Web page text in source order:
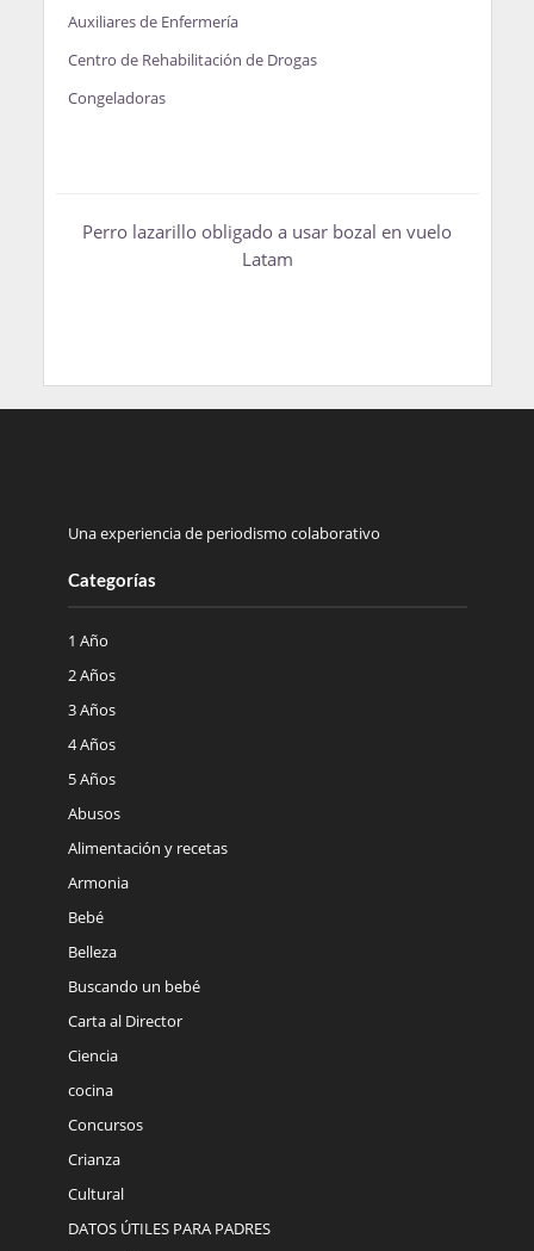
Auxiliares de Enfermería
Centro de Rehabilitación de Drogas
Congeladoras
Perro lazarillo obligado a usar bozal en vuelo
Latam
Una experiencia de periodismo colaborativo
Categorías
1 Año
2 Años
3 Años
4 Años
5 Años
Abusos
Alimentación y recetas
Armonia
Bebé
Belleza
Buscando un bebé
Carta al Director
Ciencia
cocina
Concursos
Crianza
Cultural
DATOS ÚTILES PARA PADRES